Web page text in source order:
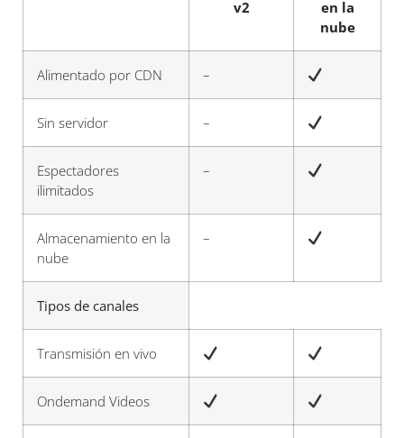
v2
en la
nube
Alimentado por CDN –
Sin servidor –
Espectadores
ilimitados
–
Almacenamiento en la
nube
–
Tipos de canales
Transmisión en vivo
Ondemand Videos